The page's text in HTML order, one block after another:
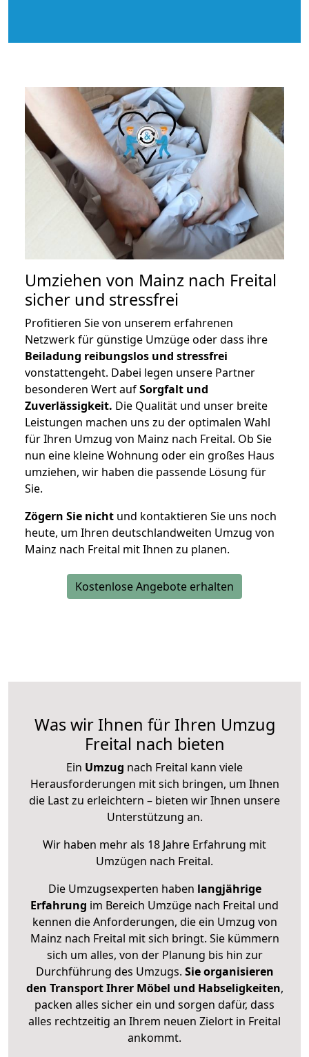
Umziehen von Mainz nach Freital
sicher und stressfrei
Profitieren Sie von unserem erfahrenen
Netzwerk für günstige Umzüge oder dass ihre
Beiladung reibungslos und stressfrei
vonstattengeht. Dabei legen unsere Partner
besonderen Wert aufSorgfalt und
Zuverlässigkeit. Die Qualität und unser breite
Leistungen machen uns zu der optimalen Wahl
für Ihren Umzug von Mainz nach Freital. Ob Sie
nun eine kleine Wohnung oder ein großes Haus
umziehen, wir haben die passende Lösung für
Sie.
Zögern Sie nicht und kontaktieren Sie uns noch
heute, um Ihren deutschlandweiten Umzug von
Mainz nach Freital mit Ihnen zu planen.
Kostenlose Angebote erhalten
Was wir Ihnen für Ihren Umzug
Freital nach bieten
Ein Umzug nach Freital kann viele
Herausforderungen mit sich bringen, um Ihnen
die Last zu erleichtern – bieten wir Ihnen unsere
Unterstützung an.
Wir haben mehr als 18 Jahre Erfahrung mit
Umzügen nach Freital.
Die Umzugsexperten haben langjährige
Erfahrung im Bereich Umzüge nach Freital und
kennen die Anforderungen, die ein Umzug von
Mainz nach Freital mit sich bringt. Sie kümmern
sich um alles, von der Planung bis hin zur
Durchführung des Umzugs. Sie organisieren
den Transport Ihrer Möbel und Habseligkeiten,
packen alles sicher ein und sorgen dafür, dass
alles rechtzeitig an Ihrem neuen Zielort in Freital
ankommt.